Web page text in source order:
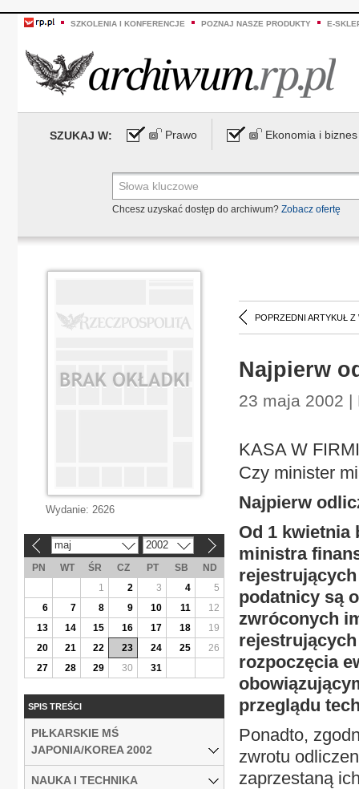
SZKOLENIA I KONFERENCJE POZNAJ NASZE PRODUKTY E-
SZUKAJ W: Prawo Ekonomia i biznes
Chcesz uzyskać dostęp do archiwum? Zobacz ofertę
POPRZEDNI ARTYKUŁ Z
Najpierw
23 maja 2002 |
KASA W
Czy minister
Najpierw
Od 1 kwietnia
ministra
rejestrujących
podatnicy są
zwróconych
rozpoczęcia
przeglądu
Ponadto,
zwrotu
zaprzestaną
Wydanie: 2626
maj 2002
PN WT ŚR CZ PT SB
ND
1
2 3 4
5
6
7 8 9 10 11
12
13
14 15 16 17 18
19
20
21 22 23 24 25
26
27
28 29 30 31
SPIS TREŚCI
PIŁKARSKIE MŚ
JAPONIA/KOREA 2002
NAUKA I TECHNIKA